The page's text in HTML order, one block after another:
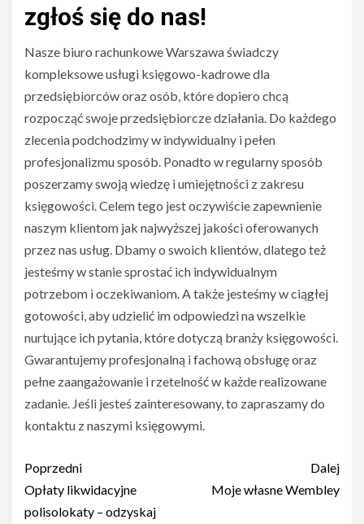
zgłoś się do nas!
Nasze biuro rachunkowe Warszawa świadczy
kompleksowe usługi księgowo-kadrowe dla
przedsiębiorców oraz osób, które dopiero chcą
rozpocząć swoje przedsiębiorcze działania. Do każdego
zlecenia podchodzimy w indywidualny i pełen
profesjonalizmu sposób. Ponadto w regularny sposób
poszerzamy swoją wiedzę i umiejętności z zakresu
księgowości. Celem tego jest oczywiście zapewnienie
naszym klientom jak najwyższej jakości oferowanych
przez nas usług. Dbamy o swoich klientów, dlatego też
jesteśmy w stanie sprostać ich indywidualnym
potrzebom i oczekiwaniom. A także jesteśmy w ciągłej
gotowości, aby udzielić im odpowiedzi na wszelkie
nurtujące ich pytania, które dotyczą branży księgowości.
Gwarantujemy profesjonalną i fachową obsługę oraz
pełne zaangażowanie i rzetelność w każde realizowane
zadanie. Jeśli jesteś zainteresowany, to zapraszamy do
kontaktu z naszymi księgowymi.
Nawigacja
wpisu
Poprzedni
Opłaty likwidacyjne
polisolokaty – odzyskaj
Dalej
Moje własne Wembley